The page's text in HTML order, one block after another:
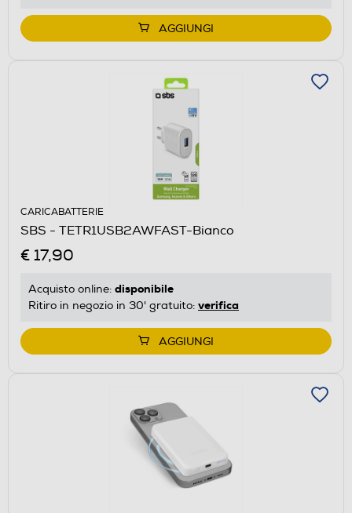
AGGIUNGI
CARICABATTERIE
SBS - TETR1USB2AWFAST-Bianco
€ 17,90
Acquisto online: disponibile
Ritiro in negozio in 30' gratuito: verifica
AGGIUNGI